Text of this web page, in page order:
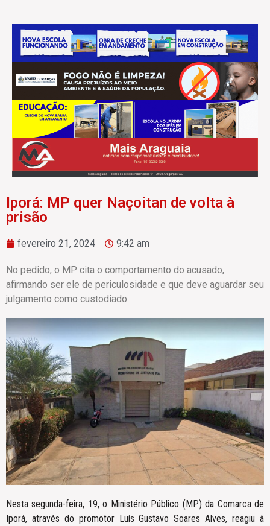
Iporá: MP quer Naçoitan de volta à
prisão
fevereiro 21, 2024 9:42 am
No pedido, o MP cita o comportamento do acusado,
afirmando ser ele de periculosidade e que deve aguardar seu
julgamento como custodiado
Nesta segunda-feira, 19, o Ministério Público (MP) da Comarca de
Iporá, através do promotor Luís Gustavo Soares Alves, reagiu à